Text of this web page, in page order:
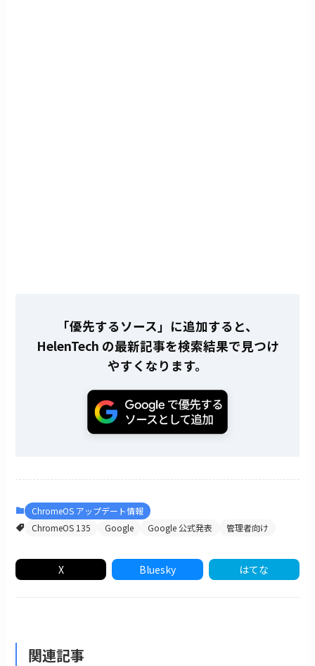
「優先するソース」に追加すると、
HelenTech の最新記事を検索結果で見つけ
やすくなります。
ChromeOS アップデート情報
ChromeOS 135
Google Google 公式発表 管理者向け
X Bluesky はてな
関連記事